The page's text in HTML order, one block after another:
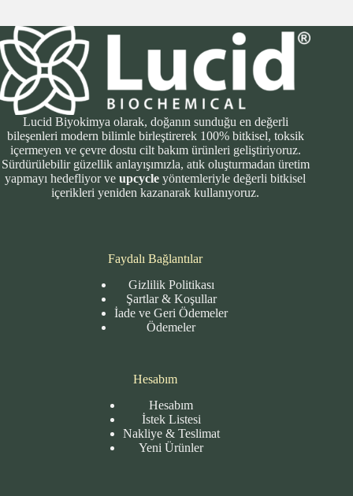
Lucid Biyokimya olarak, doğanın sunduğu en değerli
bileşenleri modern bilimle birleştirerek 100% bitkisel, toksik
içermeyen ve çevre dostu cilt bakım ürünleri geliştiriyoruz.
Sürdürülebilir güzellik anlayışımızla, atık oluşturmadan üretim
yapmayı hedefliyor veupcycle yöntemleriyle değerli bitkisel
içerikleri yeniden kazanarak kullanıyoruz.
Faydalı Bağlantılar
Gizlilik Politikası
Şartlar & Koşullar
İade ve Geri Ödemeler
Ödemeler
Hesabım
Hesabım
İstek Listesi
Nakliye & Teslimat
Yeni Ürünler